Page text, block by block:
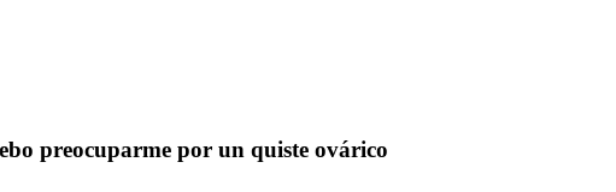
preocuparme por un quiste ovárico